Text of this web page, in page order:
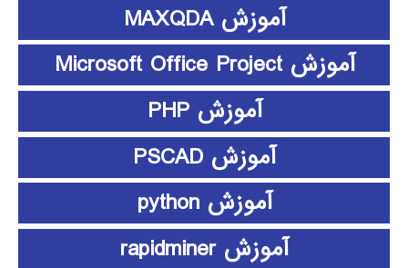
آموزش MAXQDA
آموزش Microsoft Office Project
آموزش PHP
آموزش PSCAD
آموزش python
آموزش rapidminer